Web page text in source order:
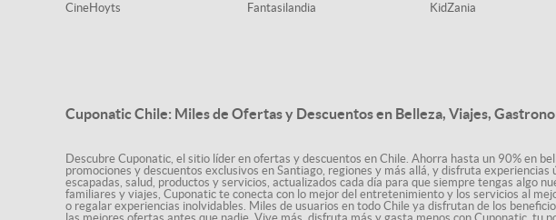
CineHoyts
Fantasilandia
KidZania
Cuponatic Chile: Miles de Ofertas y Descuentos en Belleza, Viajes,
Descubre Cuponatic, el sitio líder en ofertas y descuentos en Chile. Ahorra hasta un 90% en
promociones y descuentos exclusivos en Santiago, regiones y más allá, y disfruta
escapadas, salud, productos y servicios, actualizados cada día para que siempre tengas algo
familiares y viajes, Cuponatic te conecta con lo mejor del entretenimiento y los servicios al
o regalar experiencias inolvidables. Miles de usuarios en todo Chile ya disfrutan de los